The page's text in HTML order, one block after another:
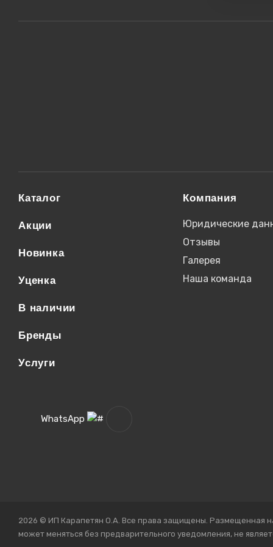
Каталог
Акции
Новинка
Уценка
В наличии
Бренды
Услуги
Компания
Юридические
Отзывы
Галерея
Наша команда
WhatsApp
2026 © ИП Карапетян О.А. Все права защищены. Размещенная
может меняться без предварительного уведомления, не